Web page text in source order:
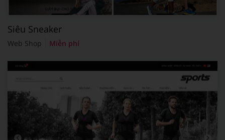
Siêu Sneaker
Web Shop Miễn phí